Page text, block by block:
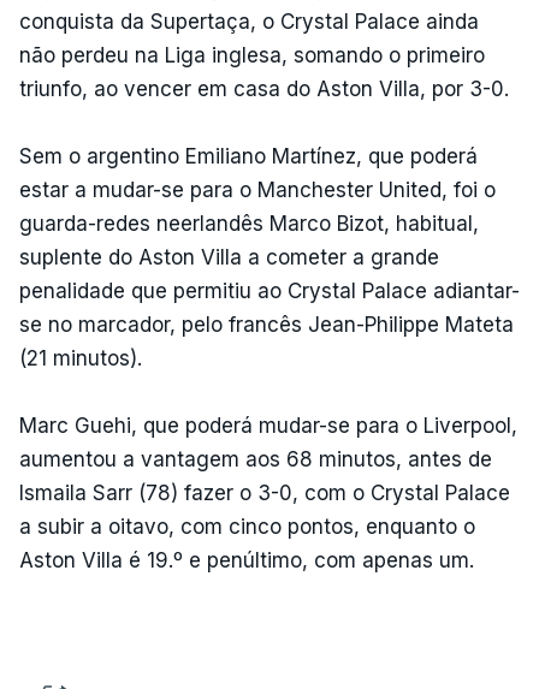
conquista da Supertaça, o Crystal Palace ainda
não perdeu na Liga inglesa, somando o primeiro
triunfo, ao vencer em casa do Aston Villa, por 3-0.
Sem o argentino Emiliano Martínez, que poderá
estar a mudar-se para o Manchester United, foi o
guarda-redes neerlandês Marco Bizot, habitual,
suplente do Aston Villa a cometer a grande
penalidade que permitiu ao Crystal Palace adiantar-
se no marcador, pelo francês Jean-Philippe Mateta
(21 minutos).
Marc Guehi, que poderá mudar-se para o Liverpool,
aumentou a vantagem aos 68 minutos, antes de
Ismaila Sarr (78) fazer o 3-0, com o Crystal Palace
a subir a oitavo, com cinco pontos, enquanto o
Aston Villa é 19.º e penúltimo, com apenas um.